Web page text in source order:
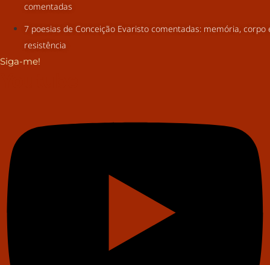
comentadas
7 poesias de Conceição Evaristo comentadas: memória, corpo
resistência
Siga-me!